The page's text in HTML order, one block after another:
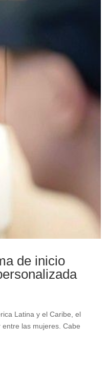
de inicio
Latina y el Caribe, el
las mujeres. Cabe